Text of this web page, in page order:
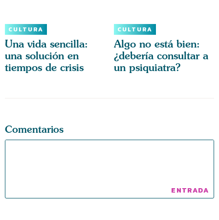
CULTURA
Una vida sencilla:
una solución en
tiempos de crisis
CULTURA
Algo no está bien:
¿debería consultar a
un psiquiatra?
Comentarios